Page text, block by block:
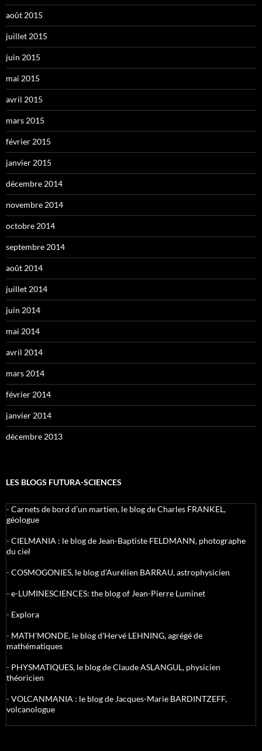
août 2015
juillet 2015
juin 2015
mai 2015
avril 2015
mars 2015
février 2015
janvier 2015
décembre 2014
novembre 2014
octobre 2014
septembre 2014
août 2014
juillet 2014
juin 2014
mai 2014
avril 2014
mars 2014
février 2014
janvier 2014
décembre 2013
LES BLOGS FUTURA-SCIENCES
-Carnets de bord d’un martien, le blog de Charles FRANKEL,
géologue
-CIELMANIA : le blog de Jean-Baptiste FELDMANN, photographe
du ciel
-COSMOGONIES, le blog d'Aurélien BARRAU, astrophysicien
-e-LUMINESCIENCES: the blog of Jean-Pierre Luminet
- Explora
- MATH'MONDE, le blog d'Hervé LEHNING, agrégé de
mathématiques
- PHYSMATIQUES, le blog de Claude ASLANGUL, physicien
théoricien
-VOLCANMANIA : le blog de Jacques-Marie BARDINTZEFF,
volcanologue